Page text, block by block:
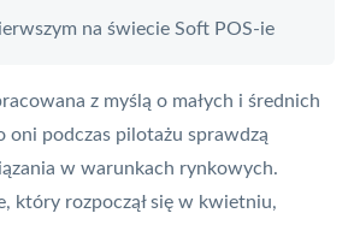
na świecie Soft POS-ie
z myślą o małych i średnich
oni podczas pilotażu sprawdzą
w warunkach rynkowych.
który rozpoczął się w kwietniu,